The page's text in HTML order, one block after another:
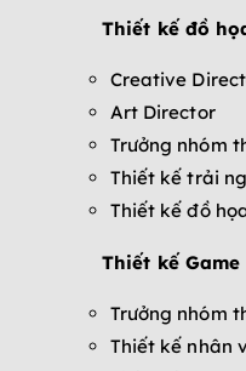
Thiết kế đồ
Creative
Art Director
Trưởng nhóm
Thiết kế trải
Thiết kế đồ
Thiết kế Game
Trưởng nhóm
Thiết kế nhân